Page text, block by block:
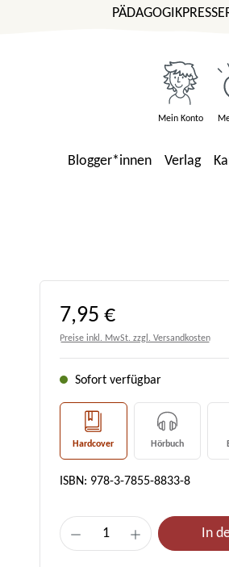
PÄDAGOGIKPRESSE
Mein Konto
Blogger*innen Verlag
Regulärer Preis:
7,95 €
Preise inkl. MwSt. zzgl. Versandkosten
Sofort verfügbar
Hardcover Hörbuch
ISBN: 978-3-7855-8833-8
Produkt Anzahl: Gib
In